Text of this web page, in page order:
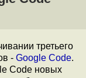
третьего
- Google Code.
Code новых